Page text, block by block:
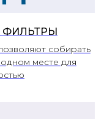
ФИЛЬТРЫ
собирать
месте для